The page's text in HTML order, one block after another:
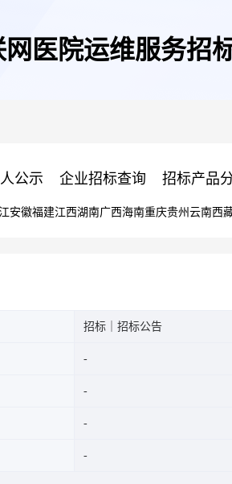
医院运维服务招
公示 企业招标查询 招标产品
安徽福建江西湖南广西海南重庆贵州 云南西
招标｜招标公告